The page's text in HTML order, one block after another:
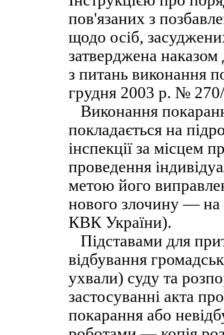
пов'язаних з
щодо осіб,
затверджена
з питань виконання
грудня 2003 р. №
Виконання
покладається на
інспекції за місцем
проведення
метою його
нового злочину — на
КВК України).
Підставами для
відбування
ухвали) суду та
застосуванні акта
покарання або